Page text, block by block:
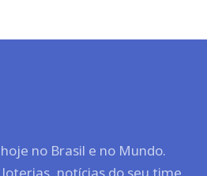
no Brasil e no Mundo.